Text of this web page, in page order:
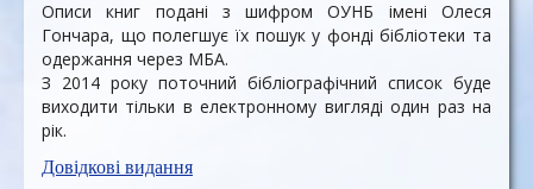
Описи книг подані з шифром ОУНБ імені Олеся
Гончара, що полегшує їх пошук у фонді бібліотеки та
одержання через МБА.
З 2014 року поточний бібліографічний список буде
виходити тільки в електронному вигляді один раз на
рік.
Довідкові видання